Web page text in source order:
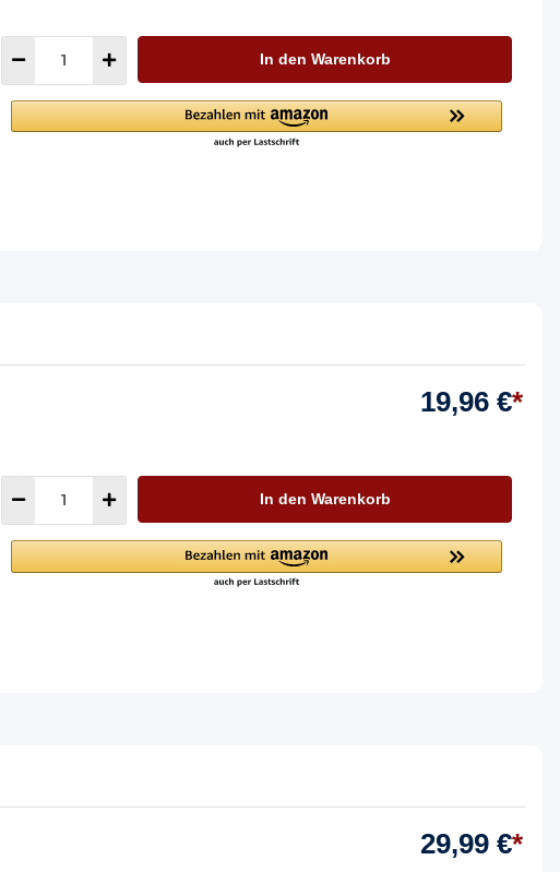
In den Warenkorb
19,96 €*
In den Warenkorb
29,99 €*